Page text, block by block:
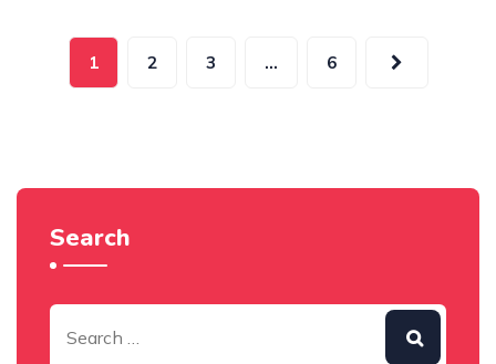
1 2 3 … 6
Search